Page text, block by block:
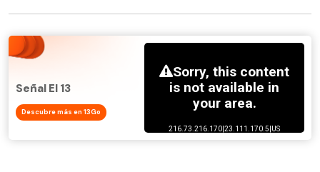
Señal El 13
Descubre más en 13Go